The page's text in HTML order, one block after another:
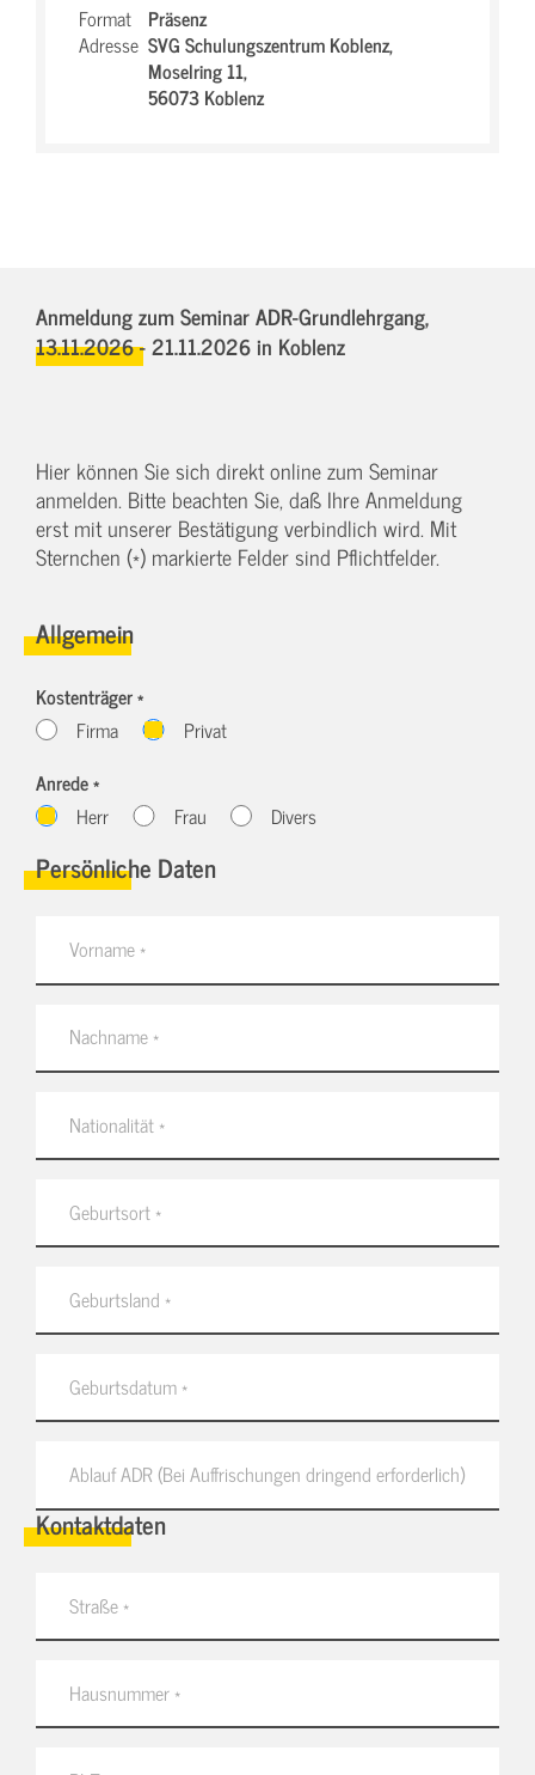
Format Präsenz
Adresse SVG Schulungszentrum Koblenz,
Moselring 11,
56073 Koblenz
Anmeldung zum Seminar ADR-Grundlehrgang,
13.11.2026 - 21.11.2026in Koblenz
Hier können Sie sich direkt online zum Seminar
anmelden. Bitte beachten Sie, daß Ihre Anmeldung
erst mit unserer Bestätigung verbindlich wird. Mit
Sternchen (*) markierte Felder sind Pflichtfelder.
Allgemein
Kostenträger *
Firma
Privat
Anrede *
Herr
Frau Divers
Persönliche Daten
Kontaktdaten